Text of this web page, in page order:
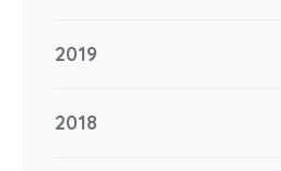
2019
2018